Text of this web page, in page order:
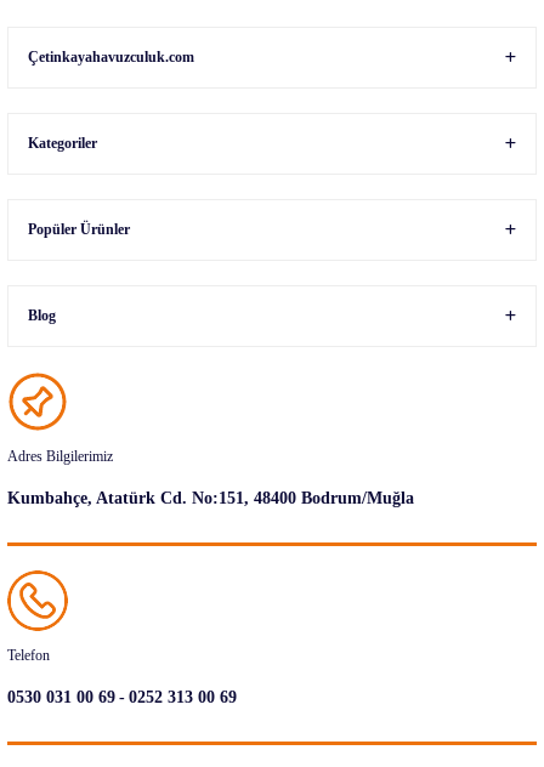
Çetinkayahavuzculuk.com
Kategoriler
Popüler Ürünler
Blog
Adres Bilgilerimiz
Kumbahçe, Atatürk Cd. No:151, 48400 Bodrum/Muğla
Telefon
0530 031 00 69-0252 313 00 69